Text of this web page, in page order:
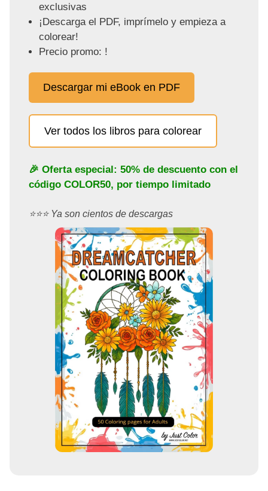
exclusivas
¡Descarga el PDF, imprímelo y empieza a
colorear!
Precio promo: !
Descargar mi eBook en PDF
Ver todos los libros para colorear
🎉 Oferta especial: 50% de descuento con el
código COLOR50, por tiempo limitado
⭐️⭐️⭐️ Ya son cientos de descargas